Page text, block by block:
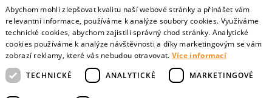
Data o umírání
Nejnovější data o postojích veřejnosti a zdravotníků k umírání
CZECH
ENGLISH
Abychom mohli zlepšovat kvalitu naší webové stránky a přinášet vám
relevantní informace, používáme k analýze soubory cookies. Využíváme
technické cookies, abychom zajistili správný chod stránky. Analytické
cookies používáme k analýze návštěvnosti a díky marketingovým se vám
zobrazí reklamy, které vás nebudou otravovat. Více informací
TECHNICKÉ
ANALYTICKÉ MARKETINGOVÉ